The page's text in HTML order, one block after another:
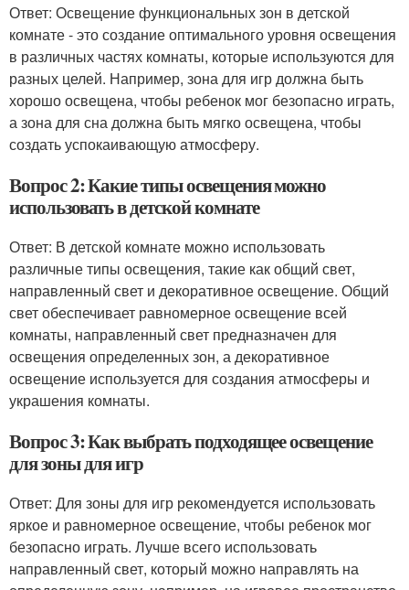
Ответ: Освещение функциональных зон в детской
комнате - это создание оптимального уровня освещения
в различных частях комнаты, которые используются для
разных целей. Например, зона для игр должна быть
хорошо освещена, чтобы ребенок мог безопасно играть,
а зона для сна должна быть мягко освещена, чтобы
создать успокаивающую атмосферу.
Вопрос 2: Какие типы освещения можно
использовать в детской комнате
Ответ: В детской комнате можно использовать
различные типы освещения, такие как общий свет,
направленный свет и декоративное освещение. Общий
свет обеспечивает равномерное освещение всей
комнаты, направленный свет предназначен для
освещения определенных зон, а декоративное
освещение используется для создания атмосферы и
украшения комнаты.
Вопрос 3: Как выбрать подходящее освещение
для зоны для игр
Ответ: Для зоны для игр рекомендуется использовать
яркое и равномерное освещение, чтобы ребенок мог
безопасно играть. Лучше всего использовать
направленный свет, который можно направлять на